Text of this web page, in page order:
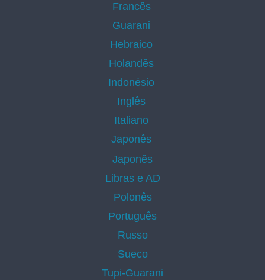
Francês
Guarani
Hebraico
Holandês
Indonésio
Inglês
Italiano
Japonês
Japonês
Libras e AD
Polonês
Português
Russo
Sueco
Tupi-Guarani